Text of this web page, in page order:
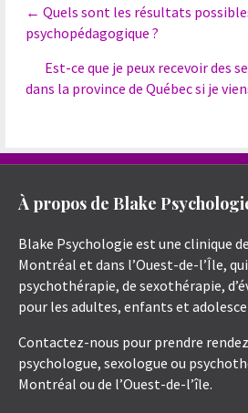
Posts
navigation
← Quels sont les résultats
psychopédagogique ?
Est-ce que je peux recevoir des
dans la province de Québec si je
À propos de Blake
Blake Psychologie est une clinique
Montréal et dans l’Ouest-de-l’Île,
psychothérapie, de sexothérapie,
pour les adultes, enfants et
Contactez-nous pour prendre
psychologue, sexologue ou
Montréal ou de l’Ouest-de-l’île.